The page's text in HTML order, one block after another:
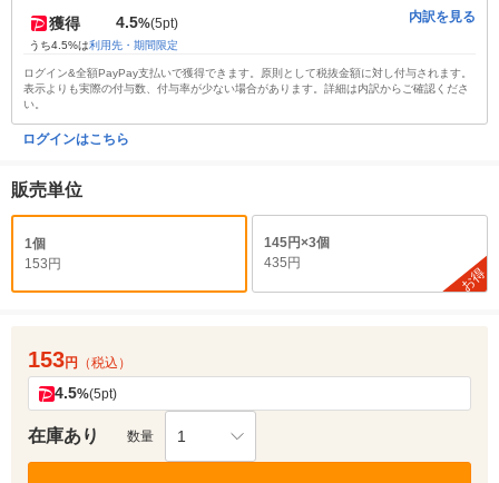
獲得 4.5%(5pt)
うち4.5%は利用先・期間限定
内訳を見る
ログイン&全額PayPay支払いで獲得できます。原則として税抜金額に対し付与されます。
表示よりも実際の付与数、付与率が少ない場合があります。詳細は内訳からご確認くださ
い。
ログインはこちら
販売単位
1個
153円
145円×3個
435円
お得
153円 （税込）
4.5%(5pt)
在庫あり 数量 1